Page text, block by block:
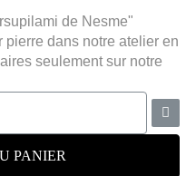
de Nesme"
pierre dans notre atelier en
seulement sur notre
PANIER